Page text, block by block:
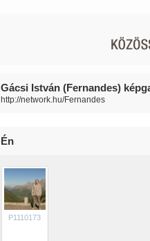
Gácsi István (Fernandes)
http://network.hu/Fernandes
Én
P1110173